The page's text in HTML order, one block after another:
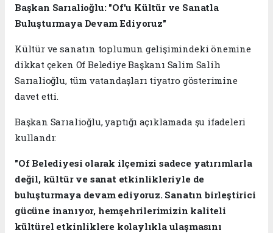
Başkan Sarıalioğlu: "Of'u Kültür ve Sanatla
Buluşturmaya Devam Ediyoruz"
Kültür ve sanatın toplumun gelişimindeki önemine
dikkat çeken Of Belediye Başkanı Salim Salih
Sarıalioğlu, tüm vatandaşları tiyatro gösterimine
davet etti.
Başkan Sarıalioğlu, yaptığı açıklamada şu ifadeleri
kullandı:
"Of Belediyesi olarak ilçemizi sadece yatırımlarla
değil, kültür ve sanat etkinlikleriyle de
buluşturmaya devam ediyoruz. Sanatın birleştirici
gücüne inanıyor, hemşehrilerimizin kaliteli
kültürel etkinliklere kolaylıkla ulaşmasını